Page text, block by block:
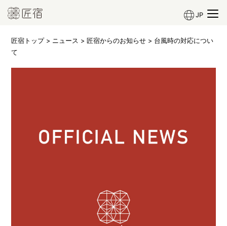
JP
匠宿トップ> ニュース > 匠宿からのお知らせ > 台風時の対応につい
て